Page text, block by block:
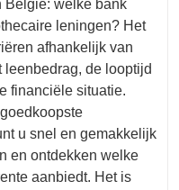
België: welke bank
leningen? Het
afhankelijk van
de looptijd
financiële situatie.
u snel en gemakkelijk
en ontdekken welke
aanbiedt. Het is